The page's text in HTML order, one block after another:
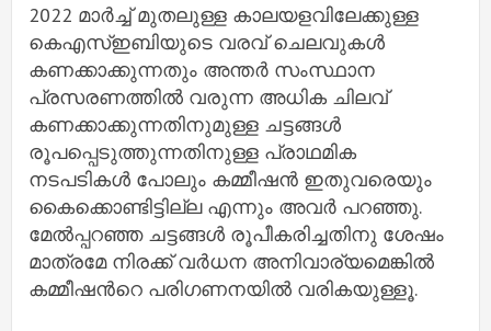
2022 മാർച്ച് മുതലുള്ള കാലയളവിലേക്കുള്ള
കെഎസ്ഇബിയുടെ വരവ് ചെലവുകൾ
കണക്കാക്കുന്നതും അന്തർ സംസ്ഥാന
പ്രസരണത്തിൽ വരുന്ന അധിക ചിലവ്
കണക്കാക്കുന്നതിനുമുള്ള ചട്ടങ്ങൾ
രൂപപ്പെടുത്തുന്നതിനുള്ള പ്രാഥമിക
നടപടികൾ പോലും കമ്മീഷൻ ഇതുവരെയും
കൈക്കൊണ്ടിട്ടില്ല എന്നും അവർ പറഞ്ഞു.
മേൽപ്പറഞ്ഞ ചട്ടങ്ങൾ രൂപീകരിച്ചതിനു ശേഷം
മാത്രമേ നിരക്ക് വർധന അനിവാര്യമെങ്കിൽ
കമ്മീഷൻറെ പരിഗണനയിൽ വരികയുള്ളൂ.